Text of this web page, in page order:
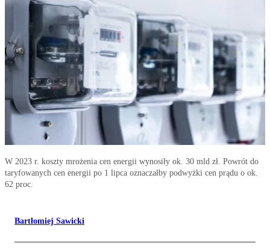
W 2023 r. koszty mrożenia cen energii wynosiły ok. 30 mld zł. Powrót do
taryfowanych cen energii po 1 lipca oznaczałby podwyżki cen prądu o ok.
62 proc.
Bartłomiej Sawicki